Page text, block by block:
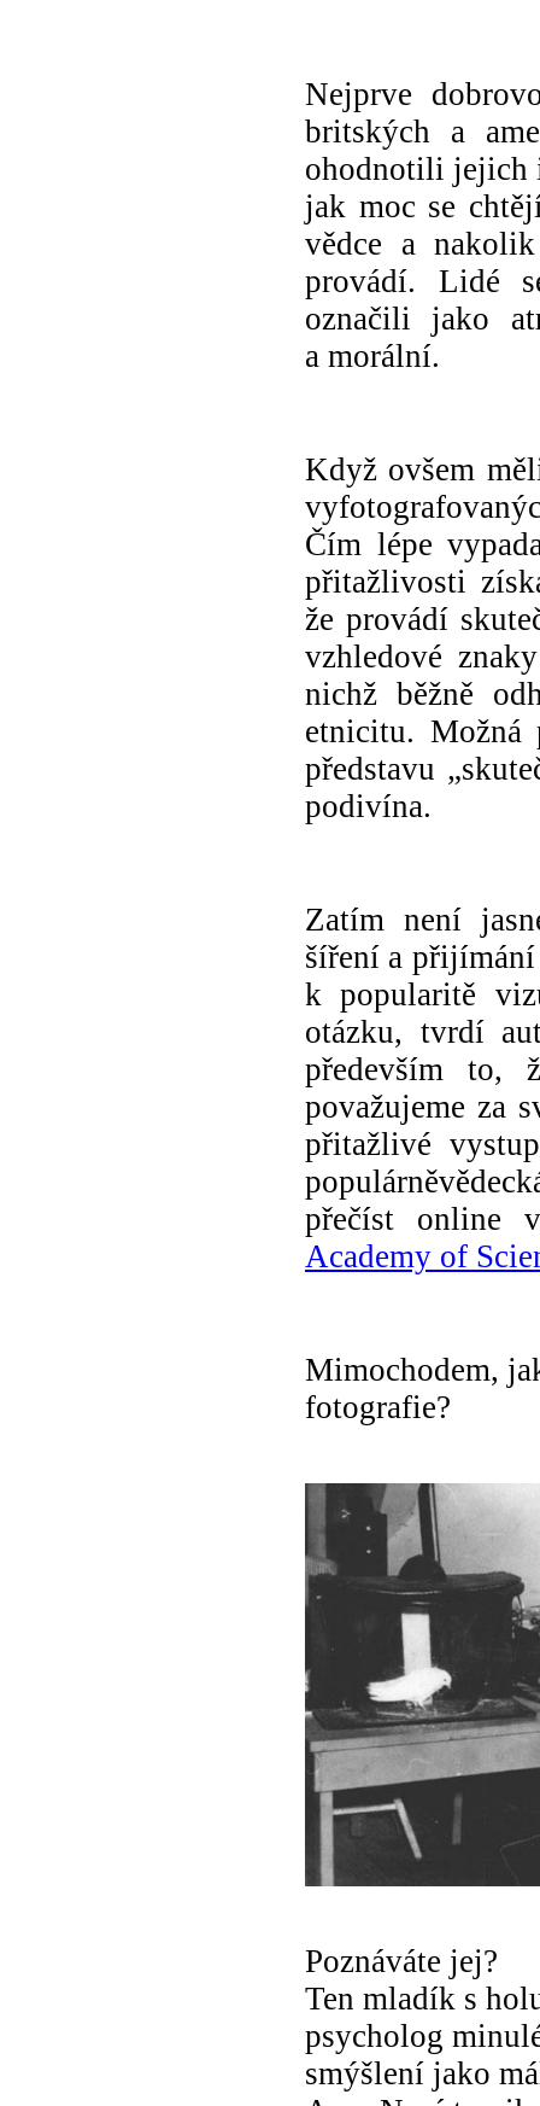
Nejprve
britských a
ohodnotili jejich
jak moc se
vědce a
provádí. Lidé
označili jako
a morální.
Když ovšem
Čím lépe
přitažlivosti
že provádí
vzhledové
nichž běžně
etnicitu.
představu
podivína.
Zatím není
šíření a
kpopularitě
otázku, tvrdí
především to,
považujeme za
přitažlivé
přečíst online
Academy of
Mimochodem,
fotografie?
Poznáváte jej?
Ten mladík s
psycholog
smýšlení jako